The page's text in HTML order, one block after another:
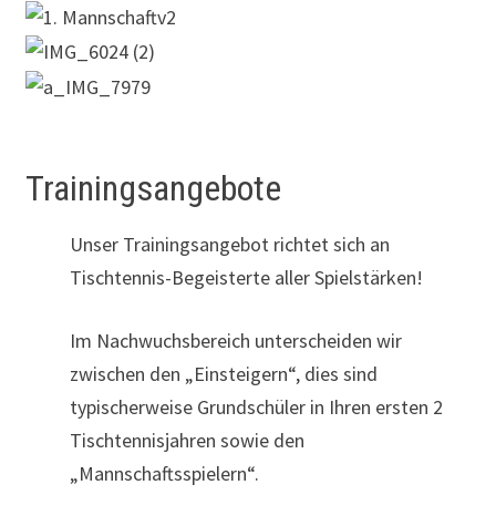
Trainingsangebote
Unser Trainingsangebot richtet sich an
Tischtennis-Begeisterte aller Spielstärken!
Im Nachwuchsbereich unterscheiden wir
zwischen den „Einsteigern“, dies sind
typischerweise Grundschüler in Ihren ersten 2
Tischtennisjahren sowie den
„Mannschaftsspielern“.